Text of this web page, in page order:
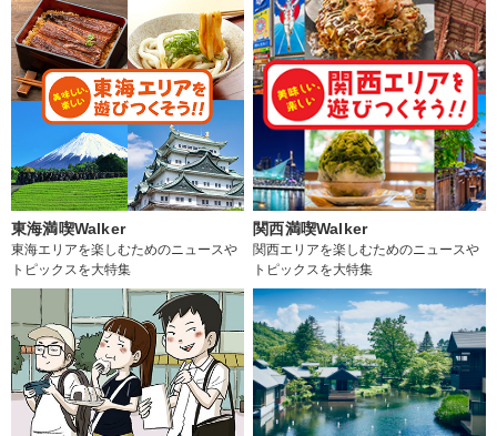
東海満喫Walker
東海エリアを楽しむためのニュースや
トピックスを大特集
関西満喫Walker
関西エリアを楽しむためのニュースや
トピックスを大特集